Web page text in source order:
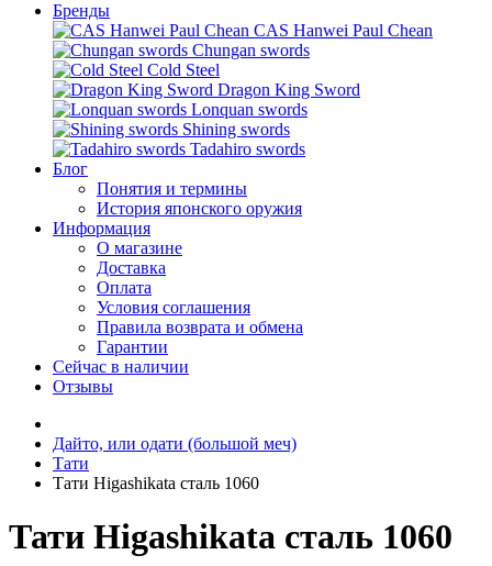
Бренды
CAS Hanwei Paul Chean
Chungan swords
Cold Steel
Dragon King Sword
Lonquan swords
Shining swords
Tadahiro swords
Блог
Понятия и термины
История японского оружия
Информация
О магазине
Доставка
Оплата
Условия соглашения
Правила возврата и обмена
Гарантии
Сейчас в наличии
Отзывы
Дайто, или одати (большой меч)
Тати
Тати Higashikata сталь 1060
Тати Higashikata сталь 1060